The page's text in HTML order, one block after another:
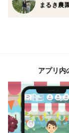
まるき農
アプリ内